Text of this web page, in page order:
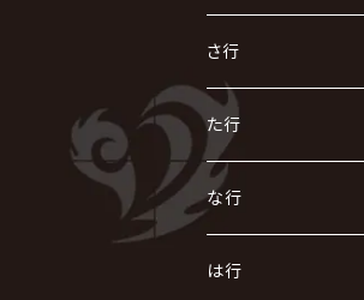
R指定
AIOLIN
i.D.A
い
IKUO
exist†trace
う
VIRGE / ヴァージュ
Waive
え
ACE OF SPADES
お
か
怪人二十面奏
Kαin
き
KISAKI
キズ
く
Crack6
け
さ行
さ
ザアザア
The THIRTEEN
し
Zeke Deux
す
た行
た
DASEIN
ち
な行
な
は行